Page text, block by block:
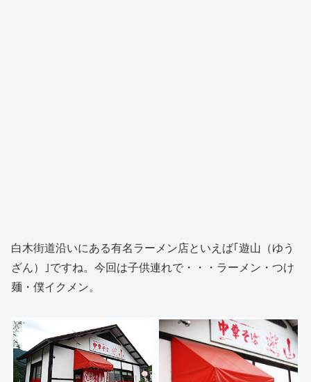
白木街道沿いにある有名ラーメン店といえば｢遊山（ゆう
ざん）｣ですね。今回は子供連れで・・・ラーメン・つけ
麺・僕イクメン。